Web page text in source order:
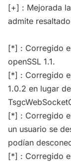
[+] : Mejorada
admite
[*] : Corregido
openSSL 1.1.
[*] : Corregido
1.0.2 en lugar
[*] : Corregido
un usuario se
podían
[*] : Corregido